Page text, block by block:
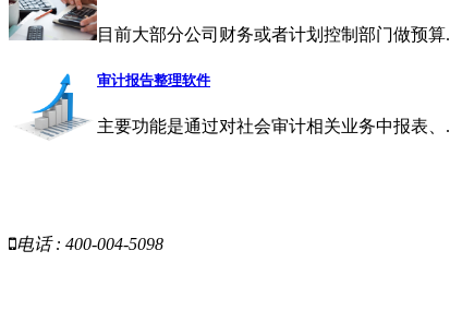
目前大部分公司财务或者计划控制部门做预算
审计报告整理软件
主要功能是通过对社会审计相关业务中报表、
电话 : 400-004-5098